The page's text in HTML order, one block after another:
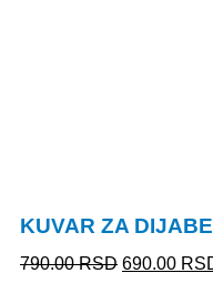
KUVAR ZA
790.00RSD 690.00